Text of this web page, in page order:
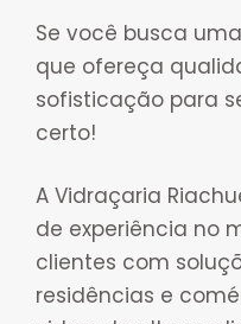
Se você busca
que ofereça
sofisticação para
certo!
A Vidraçaria
de experiência no
clientes com
residências e